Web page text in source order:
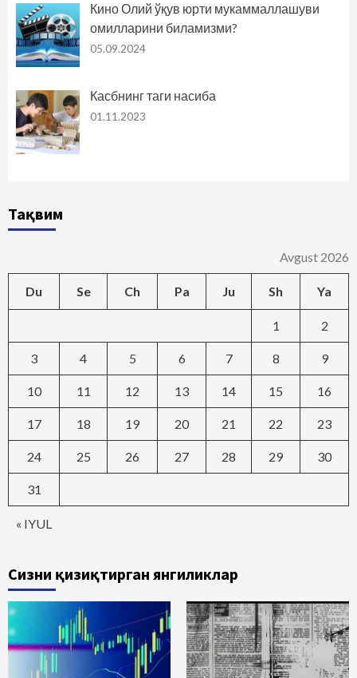
Кино Олий ўқув юрти мукаммаллашуви
омилларини биламизми?
05.09.2024
Касбнинг таги насиба
01.11.2023
Тақвим
Avgust 2026
Du Se Ch Pa Ju Sh Ya
« IYUL
1 2
3 4 5 6 7 8 9
10 11 12 13 14 15 16
17 18 19 20 21 22 23
24 25 26 27 28 29 30
31
Сизни қизиқтирган янгиликлар